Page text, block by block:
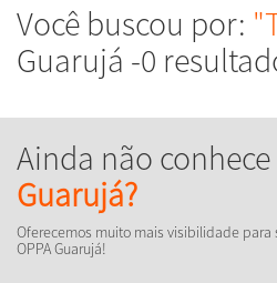
Você buscou por:
Guarujá -0
Ainda não conhece
Guarujá?
Oferecemos muito mais visibilidade para
OPPA Guarujá!